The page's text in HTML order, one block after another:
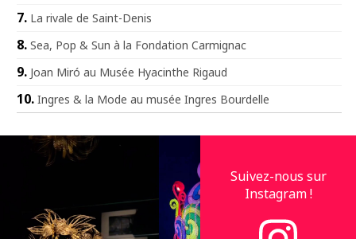
La rivale de Saint-Denis
Sea, Pop & Sun à la Fondation Carmignac
Joan Miró au Musée Hyacinthe Rigaud
Ingres & la Mode au musée Ingres Bourdelle
Suivez-nous sur
Instagram !